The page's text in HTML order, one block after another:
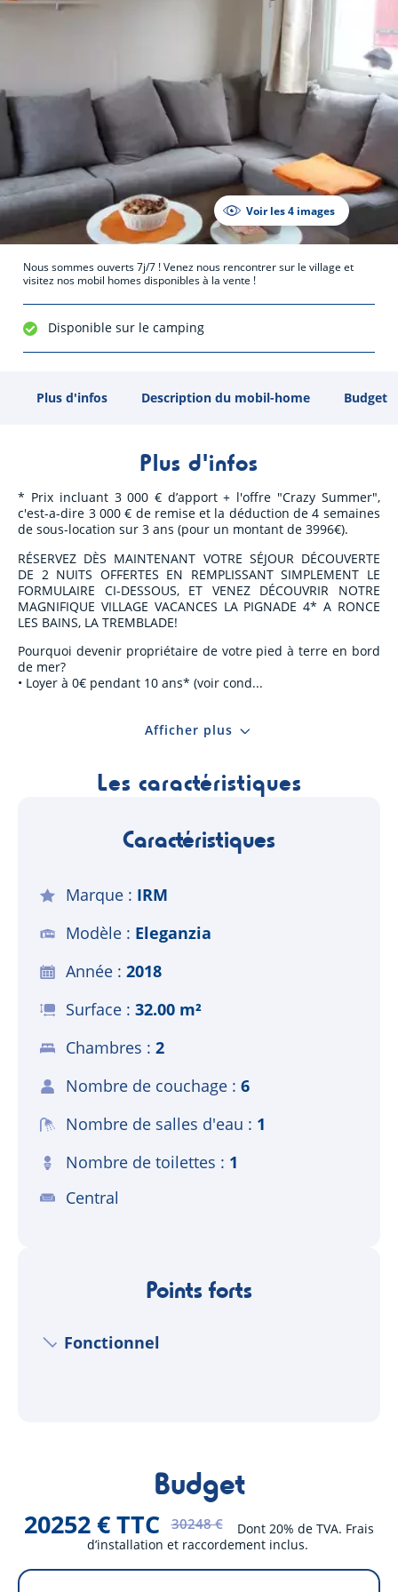
Voir les 4 images
Nous sommes ouverts 7j/7 ! Venez nous rencontrer sur le village et
visitez nos mobil homes disponibles à la vente !
Disponible sur le camping
Plus d'infos Description du mobil-home Budget
Plus d'infos
* Prix incluant 3 000 € d’apport + l'offre "Crazy Summer",
c'est-a-dire 3 000 € de remise et la déduction de 4 semaines
de sous-location sur 3 ans (pour un montant de 3996€).
RÉSERVEZ DÈS MAINTENANT VOTRE SÉJOUR DÉCOUVERTE
DE 2 NUITS OFFERTES EN REMPLISSANT SIMPLEMENT LE
FORMULAIRE CI-DESSOUS, ET VENEZ DÉCOUVRIR NOTRE
MAGNIFIQUE VILLAGE VACANCES LA PIGNADE 4* A RONCE
LES BAINS, LA TREMBLADE!
Pourquoi devenir propriétaire de votre pied à terre en bord
de mer?
• Loyer à 0€ pendant 10 ans* (voir cond
Afficher plus
Les caractéristiques
Caractéristiques
Marque
IRM
Modèle
Eleganzia
Année
2018
Surface
32.00 m²
Chambres
2
Nombre de couchage
6
Nombre de salles d'eau
1
Nombre de toilettes
1
Central
Points forts
Fonctionnel
Budget
20252 € TTC 30248 €
Dont 20% de TVA. Frais
d’installation et raccordement inclus.